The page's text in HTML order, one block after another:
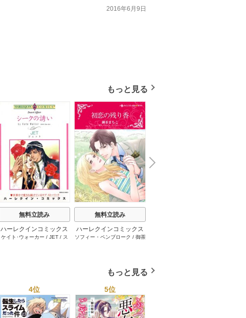
2016年6月9日
もっと見る
無料立読み
ハーレクインコミックス
セット 2026年 vol.1001
ケイト･ウォーカー / JET/ ス
無料立読み
ハーレクインコミックス
セット 2026年 vol.1062
ソフィー・ペンブローク / 御茶
一ノ関りん子
N
e
x
t
もっと見る
4位 5位